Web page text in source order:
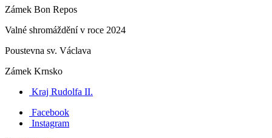
Zámek Bon Repos
Valné shromáždění v roce 2024
Poustevna sv. Václava
Zámek Krnsko
Kraj Rudolfa II.
Facebook
Instagram